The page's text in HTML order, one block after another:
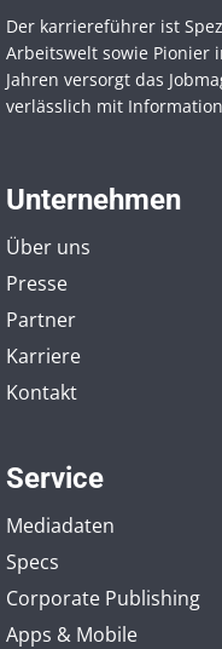
Der karriereführer ist
Arbeitswelt sowie Pionier
Jahren versorgt das
verlässlich mit
Unternehmen
Über uns
Presse
Partner
Karriere
Kontakt
Service
Mediadaten
Specs
Corporate Publishing
Apps & Mobile